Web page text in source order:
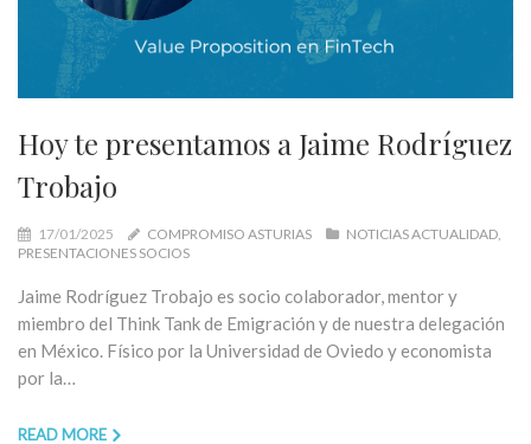
Hoy te presentamos a Jaime Rodríguez
Trobajo
17/01/2025 COMPROMISO ASTURIAS
NOTICIAS ACTUALIDAD
PRESENTACIONES SOCIOS
Jaime Rodríguez Trobajo es socio colaborador, mentor y
miembro del Think Tank de Emigración y de nuestra delegación
en México. Físico por la Universidad de Oviedo y economista
por la…
READ MORE